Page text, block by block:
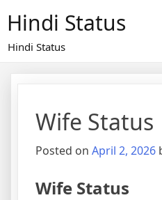
content
Hindi Status
Hindi Status
Wife Status
Posted on April 2, 2026
Wife Status